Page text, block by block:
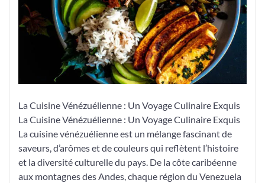
La Cuisine Vénézuélienne : Un Voyage Culinaire Exquis
La Cuisine Vénézuélienne : Un Voyage Culinaire Exquis
La cuisine vénézuélienne est un mélange fascinant de
saveurs, d’arômes et de couleurs qui reflètent l’histoire
et la diversité culturelle du pays. De la côte caribéenne
aux montagnes des Andes, chaque région du Venezuela